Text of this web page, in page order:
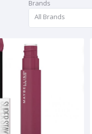
Brands
All Brands